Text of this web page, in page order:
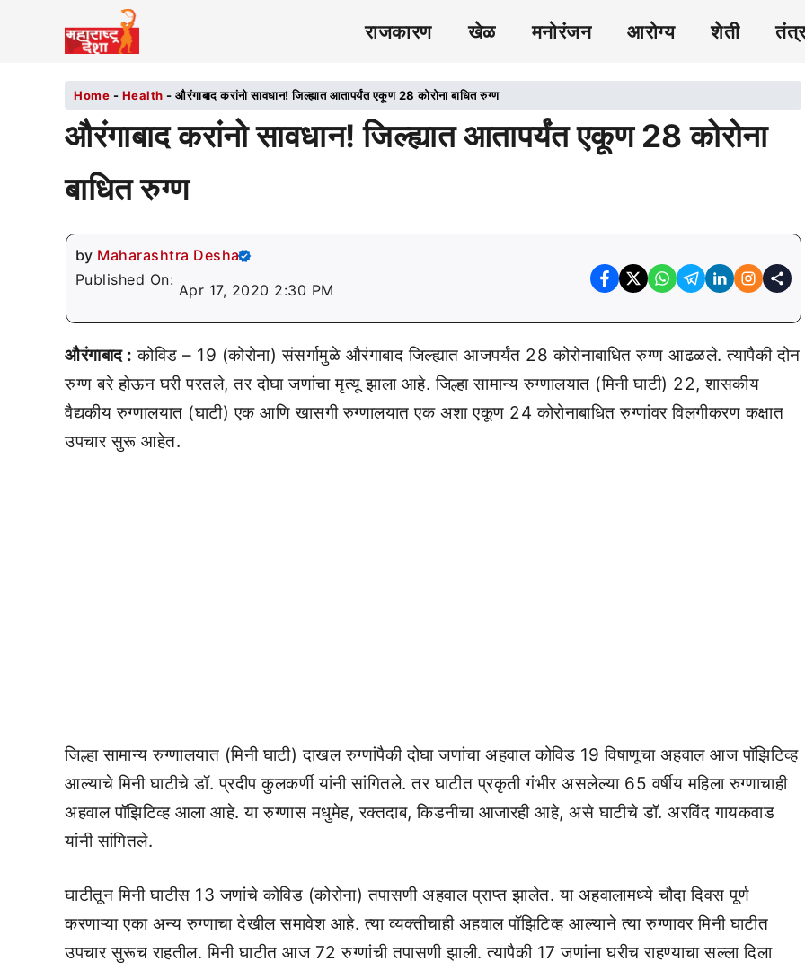
राजकारण खेळ मनोरंजन आरोग्य शेती
Home - Health - औरंगाबाद करांनो सावधान! जिल्ह्यात आतापर्यंत एकूण 28 कोरोना बाधित रुग्ण
औरंगाबाद करांनो सावधान! जिल्ह्यात आतापर्यंत एकूण 28 कोरोना
बाधित रुग्ण
by Maharashtra Desha
Published On:
Apr 17, 2020 2:30 PM
औरंगाबाद : कोविड – 19 (कोरोना) संसर्गामुळे औरंगाबाद जिल्ह्यात आजपर्यंत 28 कोरोनाबाधित रुग्ण आढळले. त्यापैकी दोन
रुग्ण बरे होऊन घरी परतले, तर दोघा जणांचा मृत्यू झाला आहे. जिल्हा सामान्य रुग्णालयात (मिनी घाटी) 22, शासकीय
वैद्यकीय रुग्णालयात (घाटी) एक आणि खासगी रुग्णालयात एक अशा एकूण 24 कोरोनाबाधित रुग्णांवर विलगीकरण कक्षात
उपचार सुरू आहेत.
जिल्हा सामान्य रुग्णालयात (मिनी घाटी) दाखल रुग्णांपैकी दोघा जणांचा अहवाल कोविड 19 विषाणूचा अहवाल आज पॉझिटिव्ह
आल्याचे मिनी घाटीचे डॉ. प्रदीप कुलकर्णी यांनी सांगितले. तर घाटीत प्रकृती गंभीर असलेल्या 65 वर्षीय महिला रुग्णाचाही
अहवाल पॉझिटिव्ह आला आहे. या रुग्णास मधुमेह, रक्तदाब, किडनीचा आजारही आहे, असे घाटीचे डॉ. अरविंद गायकवाड
यांनी सांगितले.
घाटीतून मिनी घाटीस 13 जणांचे कोविड (कोरोना) तपासणी अहवाल प्राप्त झालेत. या अहवालामध्ये चौदा दिवस पूर्ण
करणाऱ्या एका अन्य रुग्णाचा देखील समावेश आहे. त्या व्यक्तीचाही अहवाल पॉझिटिव्ह आल्याने त्या रुग्णावर मिनी घाटीत
उपचार सुरूच राहतील. मिनी घाटीत आज 72 रुग्णांची तपासणी झाली. त्यापैकी 17 जणांना घरीच राहण्याचा सल्ला दिला